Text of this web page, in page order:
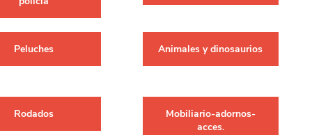
BEIFA
Bestway
Peluches Animales y dinosaurios
Rodados
Mobiliario-adornos-
acces.